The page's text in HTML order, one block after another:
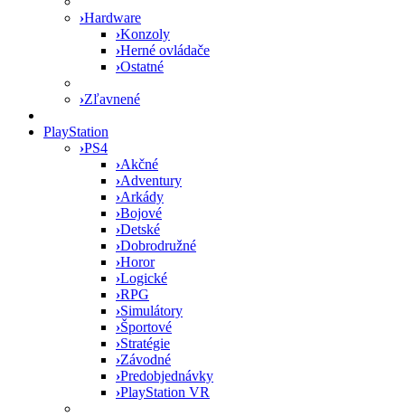
›Hardware
›Konzoly
›Herné ovládače
›Ostatné
›Zľavnené
PlayStation
›PS4
›Akčné
›Adventury
›Arkády
›Bojové
›Detské
›Dobrodružné
›Horor
›Logické
›RPG
›Simulátory
›Športové
›Stratégie
›Závodné
›Predobjednávky
›PlayStation VR